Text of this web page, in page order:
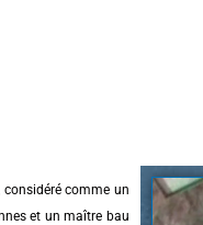
comme un
et un maître bau